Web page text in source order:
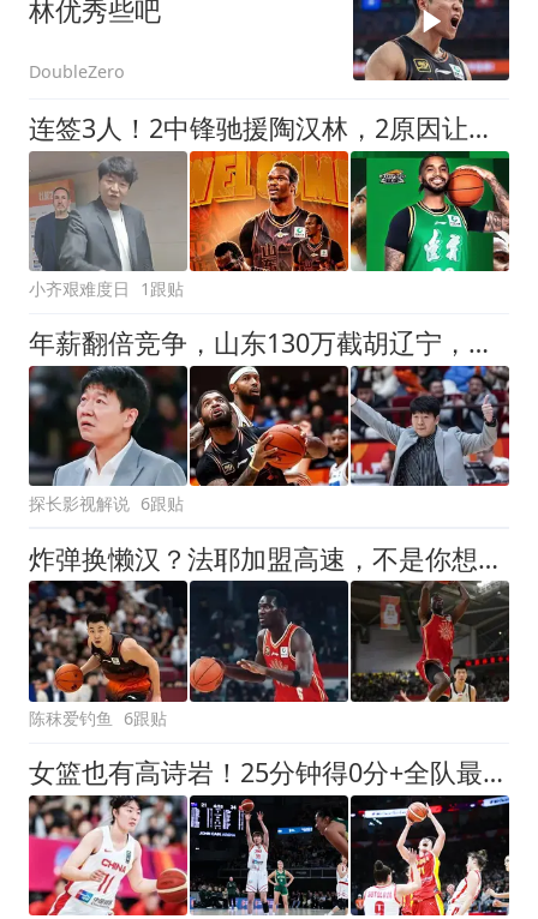
林优秀些吧
DoubleZero
连签3人！2中锋驰援陶汉林，2原因让邱彪舍弃爱将，重组3外援配置
小齐艰难度日 1跟贴
年薪翻倍竞争，山东130万截胡辽宁，新外援什么来头呢？
探长影视解说 6跟贴
炸弹换懒汉？法耶加盟高速，不是你想的那么简单，非常考验高诗岩
陈秣爱钓鱼 6跟贴
女篮也有高诗岩！25分钟得0分+全队最多3失误，江苏女篮核心难接班李梦